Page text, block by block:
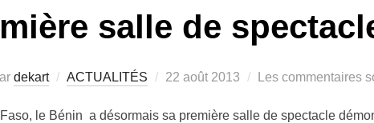
salle de
dekart ACTUALITÉS 22 août 2013 Les commentaires
le Bénin a désormais sa première salle de spectacle